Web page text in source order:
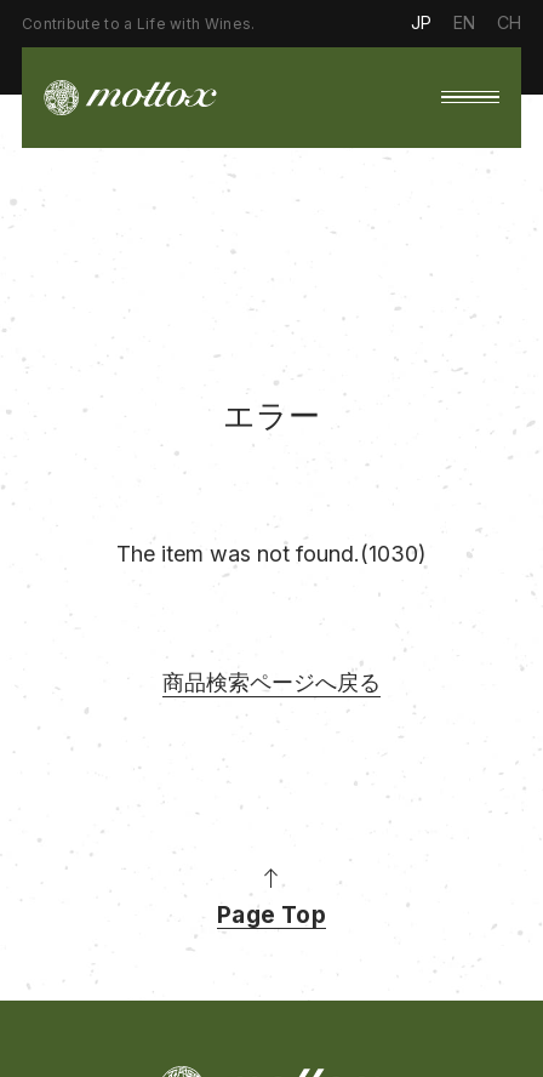
Contribute to a Life with Wines. JP EN CH
エラー
The item was not found.(1030)
商品検索ページへ戻る
Page Top